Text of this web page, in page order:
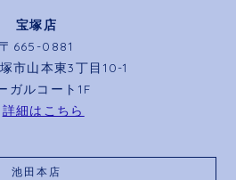
宝塚店
〒665-0881
市山本東3丁目10-1
ガルコート1F
詳細はこちら
池田本店